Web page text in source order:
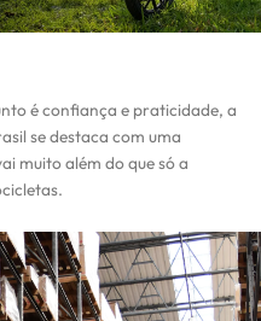
é confiança e praticidade, a
se destaca com uma
muito além do que só a